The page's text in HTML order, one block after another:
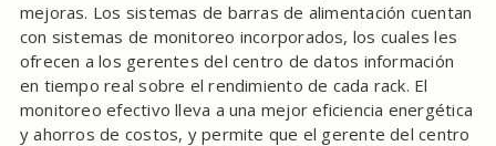
mejoras. Los sistemas de barras de alimentación cuentan
con sistemas de monitoreo incorporados, los cuales les
ofrecen a los gerentes del centro de datos información
en tiempo real sobre el rendimiento de cada rack. El
monitoreo efectivo lleva a una mejor eficiencia energética
y ahorros de costos, y permite que el gerente del centro